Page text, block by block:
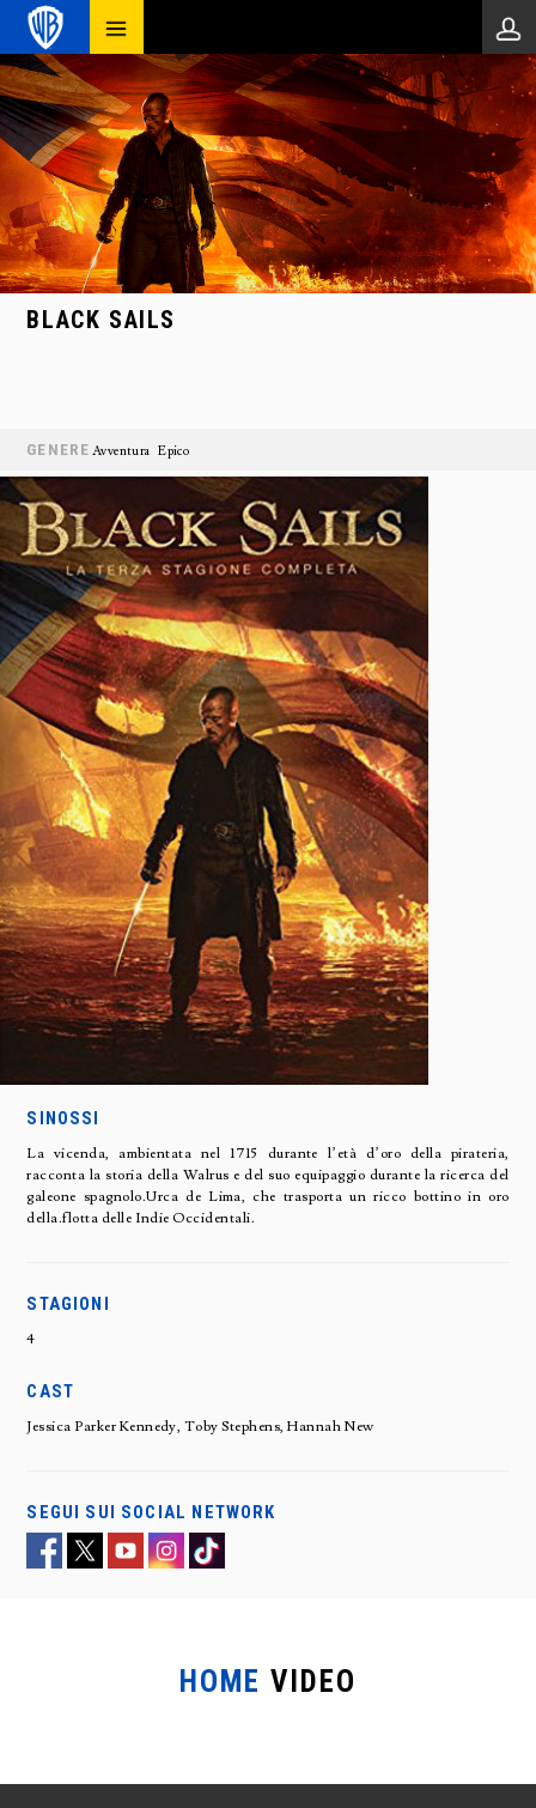
BLACK SAILS
GENERE Avventura Epico
SINOSSI
La vicenda, ambientata nel 1715 durante l’età d’oro della pirateria,
racconta la storia della Walrus e del suo equipaggio durante la ricerca del
galeone spagnolo.Urca de Lima, che trasporta un ricco bottino in oro
della.flotta delle Indie Occidentali.
STAGIONI
4
CAST
Jessica Parker Kennedy, Toby Stephens, Hannah New
SEGUI SUI SOCIAL NETWORK
HOME VIDEO